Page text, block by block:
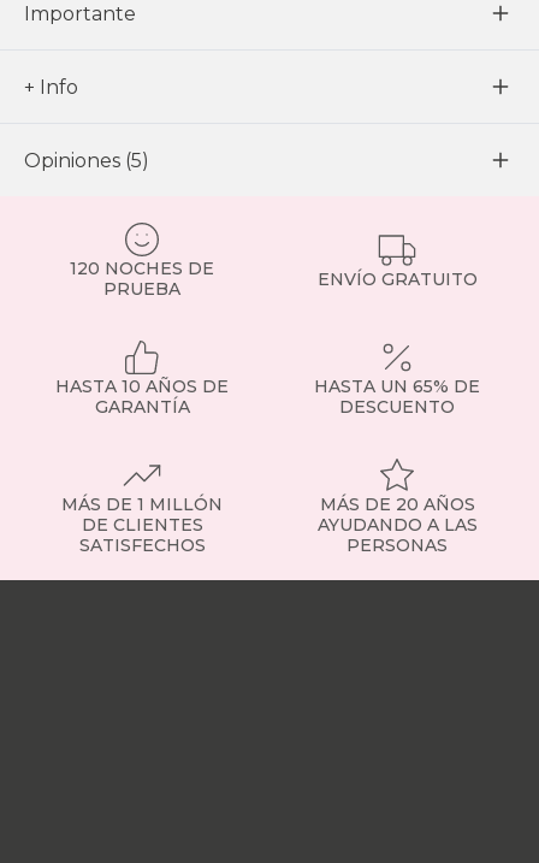
Importante
+ Info
Opiniones (5)
120 NOCHES DE
PRUEBA
ENVÍO GRATUITO
HASTA 10 AÑOS DE
GARANTÍA
HASTA UN 65% DE
DESCUENTO
MÁS DE 1 MILLÓN
DE CLIENTES
SATISFECHOS
MÁS DE 20 AÑOS
AYUDANDO A LAS
PERSONAS